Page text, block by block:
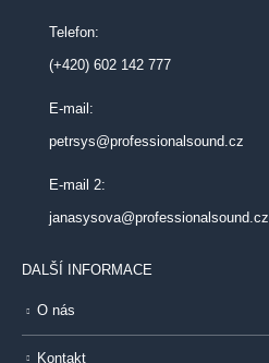
Telefon:
(+420) 602 142 777
E-mail:
petrsys@professionalsound.cz
E-mail 2:
janasysova@professionalsound.cz
DALŠÍ INFORMACE
O nás
Kontakt